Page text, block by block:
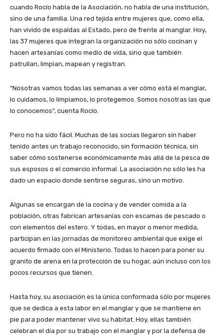
cuando Rocío habla de la Asociación, no habla de una institución,
sino de una familia. Una red tejida entre mujeres que, como ella,
han vivido de espaldas al Estado, pero de frente al manglar. Hoy,
las 37 mujeres que integran la organización no sólo cocinan y
hacen artesanías como medio de vida, sino que también
patrullan, limpian, mapean y registran.
“Nosotras vamos todas las semanas a ver cómo está el manglar,
lo cuidamos, lo limpiamos, lo protegemos. Somos nosotras las que
lo conocemos”, cuenta Rocío.
Pero no ha sido fácil. Muchas de las socias llegaron sin haber
tenido antes un trabajo reconocido, sin formación técnica, sin
saber cómo sostenerse económicamente más allá de la pesca de
sus esposos o el comercio informal. La asociación no sólo les ha
dado un espacio donde sentirse seguras, sino un motivo.
Algunas se encargan de la cocina y de vender comida a la
población, otras fabrican artesanías con escamas de pescado o
con elementos del estero. Y todas, en mayor o menor medida,
participan en las jornadas de monitoreo ambiental que exige el
acuerdo firmado con el Ministerio. Todas lo hacen para poner su
granito de arena en la protección de su hogar, aún incluso con los
pocos recursos que tienen.
Hasta hoy, su asociación es la única conformada sólo por mujeres
que se dedica a esta labor en el manglar y que se mantiene en
pie para poder mantener vivo su hábitat. Hoy, ellas también
celebran el día por su trabajo con el manglar y por la defensa de